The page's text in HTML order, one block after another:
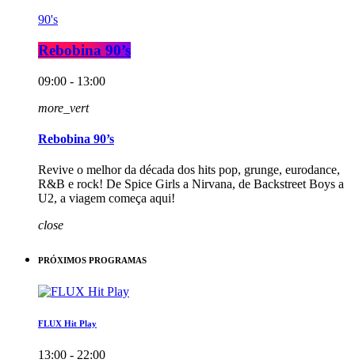
90's
Rebobina 90’s
09:00 - 13:00
more_vert
Rebobina 90’s
Revive o melhor da década dos hits pop, grunge, eurodance,
R&B e rock! De Spice Girls a Nirvana, de Backstreet Boys a
U2, a viagem começa aqui!
close
PRÓXIMOS PROGRAMAS
FLUX Hit Play
13:00 - 22:00